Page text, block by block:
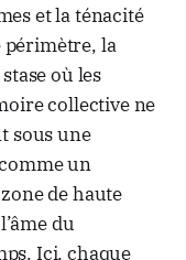
et la ténacité
périmètre, la
où les
collective ne
sous une
un
de haute
du
Ici, chaque